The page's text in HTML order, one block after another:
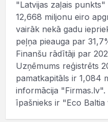
"Latvijas zaļais
12,668 miljonu eiro
vairāk nekā gadu
peļņa pieauga par
Finanšu rādītāji par
Uzņēmums reģistrēts
pamatkapitāls ir 1,084
informācija
īpašnieks ir "Eco Baltia